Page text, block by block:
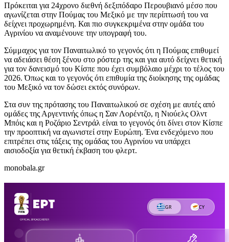
Πρόκειται για 24χρονο διεθνή δεξιπόδαρο Περουβιανό μέσο που
αγωνίζεται στην Πούμας του Μεξικό με την περίπτωσή του να
δείχνει προχωρημένη. Και πιο συγκεκριμένα στην ομάδα του
Αγρινίου να αναμένουνε την υπογραφή του.
Σύμμαχος για τον Παναιτωλικό το γεγονός ότι η Πούμας επιθυμεί
να αδειάσει θέση ξένου στο ρόστερ της και για αυτό δείχνει θετική
για τον δανεισμό του Κίσπε που έχει συμβόλαιο μέχρι το τέλος του
2026. Όπως και το γεγονός ότι επιθυμία της διοίκησης της ομάδας
του Μεξικό να τον δώσει εκτός συνόρων.
Στα συν της πρότασης του Παναιτωλικού σε σχέση με αυτές από
ομάδες της Αργεντινής όπως η Σαν Λορέντζο, η Νιούελς Ολντ
Μπόις και η Ροζάριο Σεντράλ είναι το γεγονός ότι δίνει στον Κίσπε
την προοπτική να αγωνιστεί στην Ευρώπη. Ένα ενδεχόμενο που
επιτρέπει στις τάξεις της ομάδας του Αγρινίου να υπάρχει
αισιοδοξία για θετική έκβαση του φλερτ.
monobala.gr